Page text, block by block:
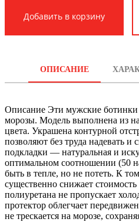
ОПИСАНИЕ
Описание Эти мужские
морозы. Модель выполнена из
цвета. Украшена контурной
позволяют без труда надевать и
подкладки — натуральная и
оптимальном соотношении (50
быть в тепле, но не потеть. К
существенно снижает
полиуретана не пропускает
протектор облегчает
не трескается на морозе,